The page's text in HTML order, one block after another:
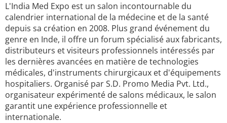
L'India Med Expo est un salon incontournable du
calendrier international de la médecine et de la santé
depuis sa création en 2008. Plus grand événement du
genre en Inde, il offre un forum spécialisé aux fabricants,
distributeurs et visiteurs professionnels intéressés par
les dernières avancées en matière de technologies
médicales, d'instruments chirurgicaux et d'équipements
hospitaliers. Organisé par S.D. Promo Media Pvt. Ltd.,
organisateur expérimenté de salons médicaux, le salon
garantit une expérience professionnelle et
internationale.